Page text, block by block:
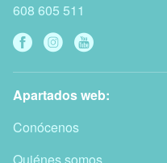
608 605 511
Apartados web:
Conócenos